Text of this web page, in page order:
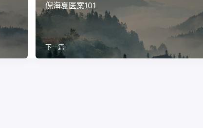
倪海夏医案101
下一篇